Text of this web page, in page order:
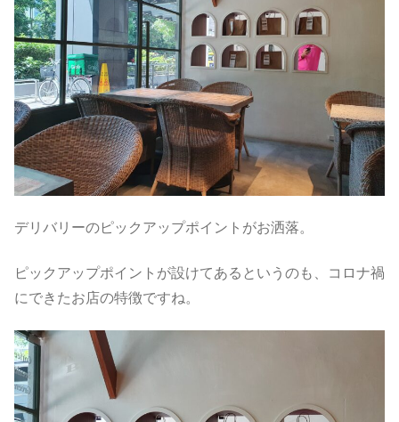
デリバリーのピックアップポイントがお洒落。
ピックアップポイントが設けてあるというのも、コロナ禍
にできたお店の特徴ですね。